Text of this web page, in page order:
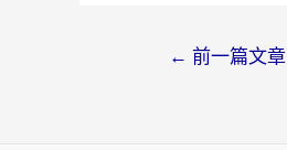
← 前一篇文章